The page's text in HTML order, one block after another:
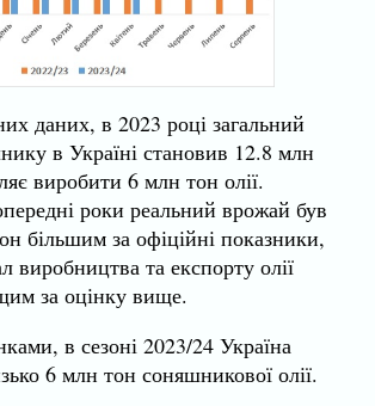
даних, в 2023 році загальний
в Україні становив 12.8 млн
виробити 6 млн тон олії.
роки реальний врожай був
більшим за офіційні показники,
виробництва та експорту олії
за оцінку вище.
в сезоні 2023/24 Україна
6 млн тон соняшникової олії.